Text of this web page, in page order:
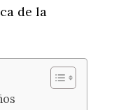
de la